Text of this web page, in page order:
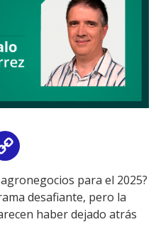
Link
para el 2025?
desafiante, pero la
haber dejado atrás